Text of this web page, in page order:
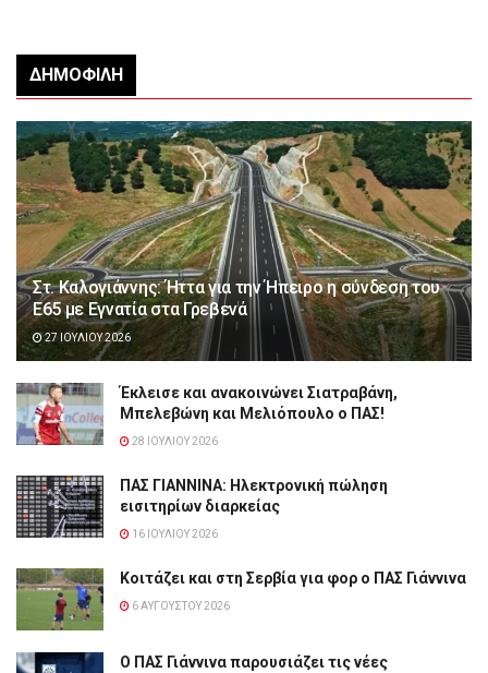
ΔΗΜΟΦΙΛΉ
Στ. Καλογιάννης: Ήττα για την Ήπειρο η σύνδεση του
Ε65 με Εγνατία στα Γρεβενά
27 ΙΟΥΛΊΟΥ 2026
Έκλεισε και ανακοινώνει Σιατραβάνη,
Μπελεβώνη και Μελιόπουλο ο ΠΑΣ!
28 ΙΟΥΛΊΟΥ 2026
ΠΑΣ ΓΙΑΝΝΙΝΑ: Hλεκτρονική πώληση
εισιτηρίων διαρκείας
16 ΙΟΥΛΊΟΥ 2026
Κοιτάζει και στη Σερβία για φορ ο ΠΑΣ Γιάννινα
6 ΑΥΓΟΎΣΤΟΥ 2026
Ο ΠΑΣ Γιάννινα παρουσιάζει τις νέες